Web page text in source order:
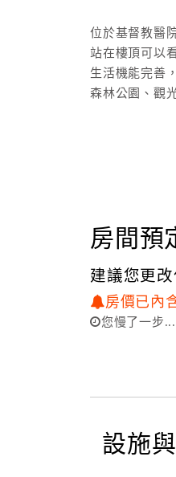
位於基督教醫
站在樓頂可以
生活機能完善
森林公園、觀
房間寬大舒適
房間預
建議您更
房價已內
您慢了一步
設施